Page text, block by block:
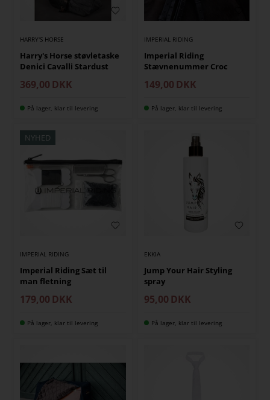
HARRY'S HORSE
Harry's Horse støvletaske
Denici Cavalli Stardust
369,00 DKK
På lager, klar til levering
IMPERIAL RIDING
Imperial Riding
Stævnenummer Croc
149,00 DKK
På lager, klar til levering
NYHED
IMPERIAL RIDING
Imperial Riding Sæt til
man fletning
179,00 DKK
På lager, klar til levering
EKKIA
Jump Your Hair Styling
spray
95,00 DKK
På lager, klar til levering